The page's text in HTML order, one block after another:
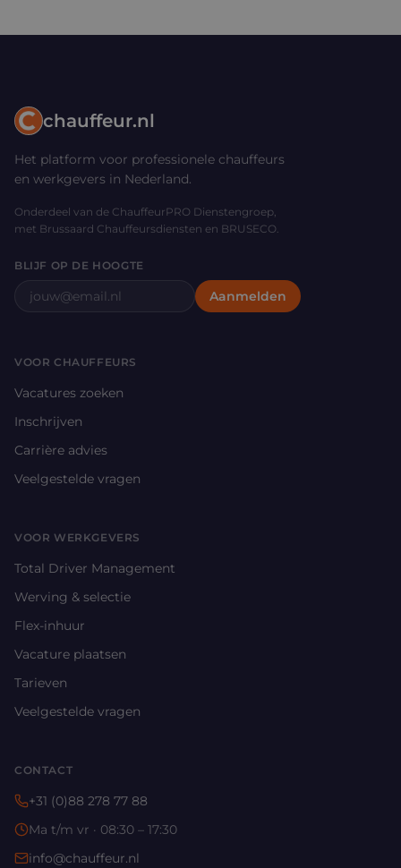
chauffeur.nl
Het platform voor professionele chauffeurs
en werkgevers in Nederland.
Onderdeel van de ChauffeurPRO Dienstengroep,
met Brussaard Chauffeursdiensten en BRUSECO.
BLIJF OP DE HOOGTE
E-mailadres Aanmelden
VOOR CHAUFFEURS
Vacatures zoeken
Inschrijven
Carrière advies
Veelgestelde vragen
VOOR WERKGEVERS
Total Driver Management
Werving & selectie
Flex-inhuur
Vacature plaatsen
Tarieven
Veelgestelde vragen
CONTACT
+31 (0)88 278 77 88
Ma t/m vr · 08:30 – 17:30
info@chauffeur.nl